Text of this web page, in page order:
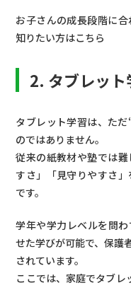
8-1. 教材を選ぶ
8-2. 端末を選ぶ
レット）
9. 導入前に確認し
ど）
9-1. 視力・姿勢
活用
9-3. ネットトラ
お子さんの成長段階に
知りたい方はこちら
2. タブレッ
タブレット学習は、た
のではありません。
従来の紙教材や塾では
すさ」「見守りやすさ
です。
学年や学力レベルを問
せた学びが可能で、保護
されています。
ここでは、家庭でタブ